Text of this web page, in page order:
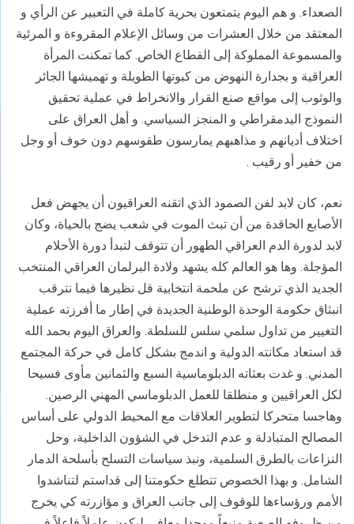
الصعداء. و هم اليوم يتمتعون بحرية كاملة في التعبير عن الرأي و
المعتقد من خلال العشرات من وسائل الإعلام المقروءة و المرئية
والمسموعة المملوكة إلى القطاع الخاص. كما تمكنت المرأة
العراقية و بجدارة النهوض من كبوتها الطويلة و تهميشها الجائر
والوثوب إلى مواقع صنع القرار والانخراط في عملية تحقيق
النموذج اليدمقراطي و المنجز السياسي. و أهل العراق على
اختلاف أديانهم و مذاهبهم يمارسون طقوسهم دون خوف أو وجل
من خفير أو رقيب .
نعم، كان لابد لفن الصمود الذي اتقنه العراقيون أن يجهض فعل
الأصابع الحاقدة من أن تبث الموت في شعب يضج بالحياة، وكان
لابد لدورة الدم العراقي الطهور أن تتوقف لتبدأ دورة الأحلام
المؤجلة. وها هو العالم كله يشهد ولادة البرلمان العراقي المنتخب
الجديد الذي ترشح عن ملحمة انتخابية قل نظيرها فيما نترقب
انبثاق حكومة الوحدة الوطنية الجديدة في إطار ما أفرزته عملية
التغيير من تداول سلمي سلس للسلطة. والعراق اليوم بحمد الله
قد استعاد مكانته الدولية و اندمج بشكل كامل في حركة المجتمع
المدني. و غدت بعثاته الدبلوماسية السبع والثمانين مأوى فسيحا
لكل العراقيين و منطلقا للعمل الدبلوماسي المهني الرصين.
وهاجسا متحركا لتطوير العلاقات مع المحيط الدولي على أساس
المصالح المتبادلة و عدم التدخل في الشؤون الداخلية، وحل
النزاعات بالطرق السلمية، ونبذ سياسات التسلح بأسلحة الدمار
الشامل. و بهذا الخصوص تتطلع حكومتنا إلى قداستم لتناشدوا
الأمم ورؤساءها للوقوف إلى جانب العراق و مؤازرته كي يخرج